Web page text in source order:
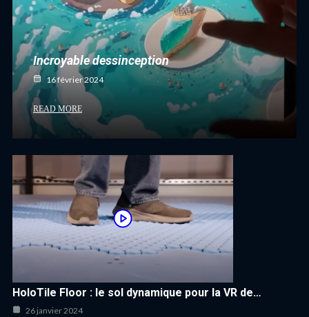
Incroyable dessinception
16 février 2024
READ MORE
HoloTile Floor : le sol dynamique pour la VR de…
26 janvier 2024